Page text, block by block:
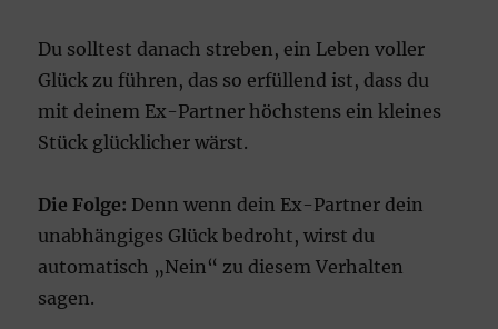
Du solltest danach streben, ein Leben voller
Glück zu führen, das so erfüllend ist, dass du
mit deinem Ex-Partner höchstens ein kleines
Stück glücklicher wärst.
Die Folge: Denn wenn dein Ex-Partner dein
unabhängiges Glück bedroht, wirst du
automatisch „Nein“ zu diesem Verhalten
sagen.